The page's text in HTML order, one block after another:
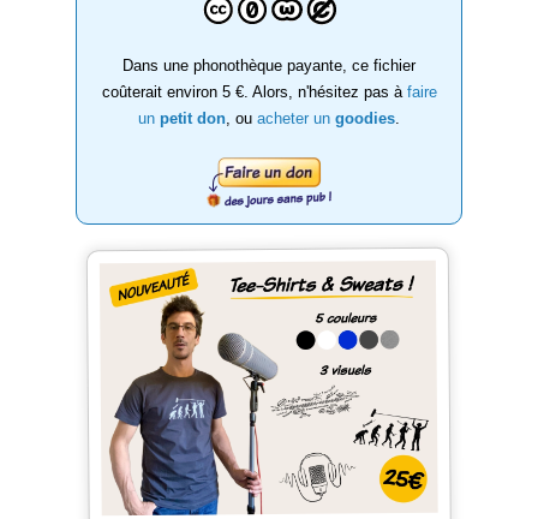
Dans une phonothèque payante, ce fichier
coûterait environ 5 €. Alors, n'hésitez pas à faire
un petit don , ou acheter un goodies